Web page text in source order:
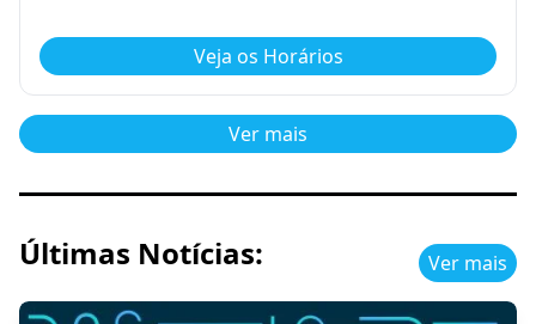
Veja os Horários
Ver mais
Últimas Notícias: Ver mais